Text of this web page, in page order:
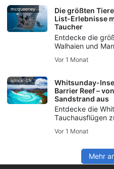
mcqueeney
Die größten
List-Erlebnisse
Taucher
Entdecke die
Walhaien und
und respektvolle
Vor 1 Monat
istock-4fr
Whitsunday-
Barrier Reef –
Sandstrand aus
Entdecke die
Tauchausflügen
Meeresfauna, zu
Vor 1 Monat
Mehr